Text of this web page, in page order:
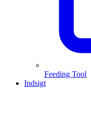
Feeding Tool
Indsigt